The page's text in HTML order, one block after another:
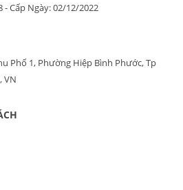
- Cấp Ngày: 02/12/2022
Phố 1, Phường Hiệp Bình Phước, Tp
VN